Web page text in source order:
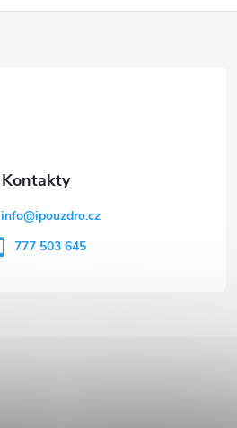
info@ipouzdro.cz
777 503 645